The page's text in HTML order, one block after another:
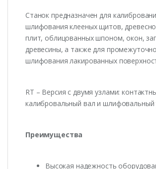
Станок предназначен для
шлифования клееных щитов,
плит, облицованных шпоном, окон,
древесины, а также для
шлифования лакированных
RT – Версия с двумя узлами:
калибровальный вал и
Преимущества
Высокая надежность